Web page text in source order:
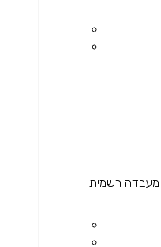
מעבדה רשמית